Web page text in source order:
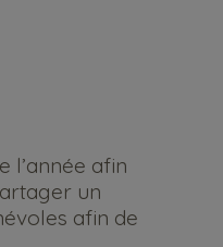
l’année afin
un
afin de